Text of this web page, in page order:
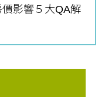
影響５大QA解